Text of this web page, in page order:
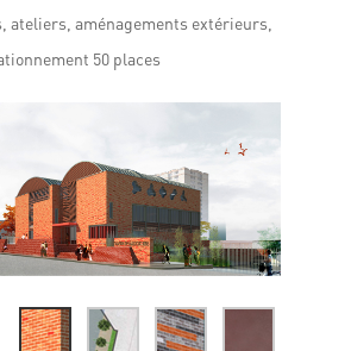
ateliers, aménagements extérieurs,
50 places